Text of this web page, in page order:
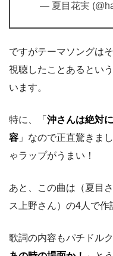
— 夏目花実
ですがテーマソングは
視聴したことあるとい
います。
特に、「 沖さんは絶対
容 」なので正直驚きま
ゃラップがうまい！
あと、この曲は（夏目
ス上野さん）の4人で作
歌詞の内容もパチドル